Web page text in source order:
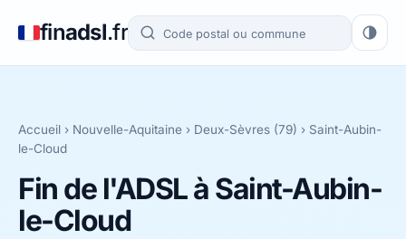
finadsl.fr
Accueil › Nouvelle-Aquitaine › Deux-Sèvres (79) › Saint-Aubin-
le-Cloud
Fin de l'ADSL à Saint-Aubin-
le-Cloud